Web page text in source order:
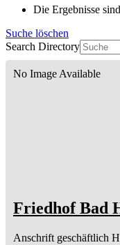
Die Ergebnisse
Suche löschen
Search Directory
No Image Available
Friedhof Bad
Anschrift geschäftlich